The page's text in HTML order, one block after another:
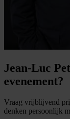
Jean-Luc
evenement?
Vraag vrijblijvend
denken persoonlijk